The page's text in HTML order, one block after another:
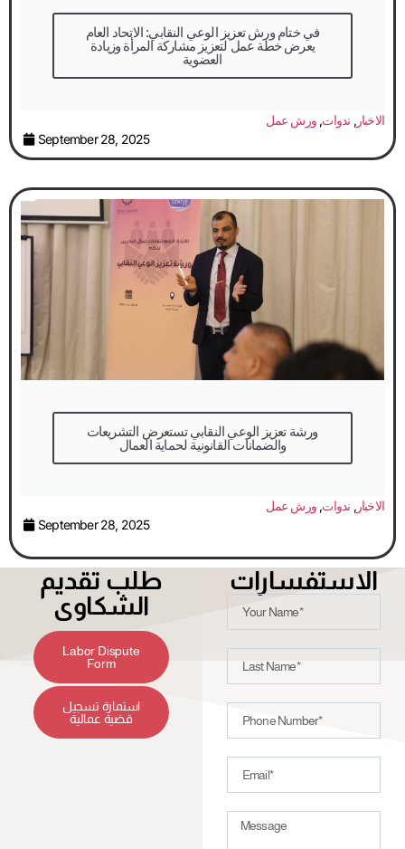
في ختام ورش تعزيز الوعي النقابي: الاتحاد العام
يعرض خطة عمل لتعزيز مشاركة المرأة وزيادة
العضوية
الاخبار, ندوات,ورش عمل
September 28, 2025
والضمانات القانونية لحماية العمال
الاخبار, ندوات,ورش عمل
September 28, 2025
طلب تقديم
الشكاوى
Labor Dispute
Form
استمارة تسجيل
قضية عمالية
الاستفسارات